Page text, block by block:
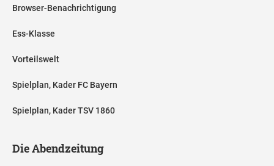
Browser-Benachrichtigung
Ess-Klasse
Vorteilswelt
Spielplan, Kader FC Bayern
Spielplan, Kader TSV 1860
Die Abendzeitung